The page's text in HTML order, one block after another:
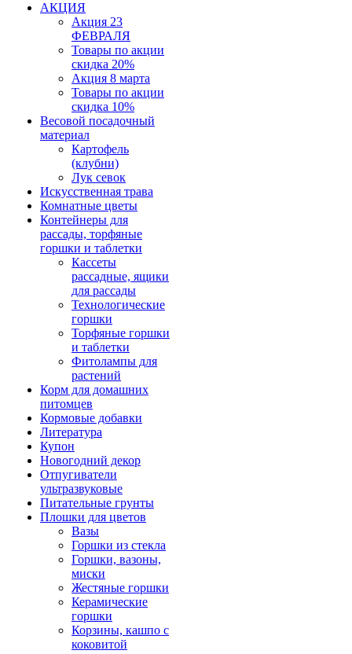
АКЦИЯ
Акция 23
ФЕВРАЛЯ
Товары по акции
скидка 20%
Акция 8 марта
Товары по акции
скидка 10%
Весовой посадочный
материал
Картофель
(клубни)
Лук севок
Искусственная трава
Комнатные цветы
Контейнеры для
рассады, торфяные
горшки и таблетки
Кассеты
рассадные, ящики
для рассады
Технологические
горшки
Торфяные горшки
и таблетки
Фитолампы для
растений
Корм для домашних
питомцев
Кормовые добавки
Литература
Купон
Новогодний декор
Отпугиватели
ультразвуковые
Питательные грунты
Плошки для цветов
Вазы
Горшки из стекла
Горшки, вазоны,
миски
Жестяные горшки
Керамические
горшки
Корзины, кашпо с
коковитой